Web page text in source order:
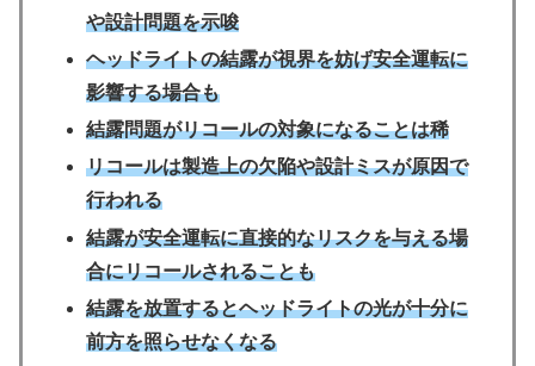
や設計問題を示唆
ヘッドライトの結露が視界を妨げ安全運転に
影響する場合も
結露問題がリコールの対象になることは稀
リコールは製造上の欠陥や設計ミスが原因で
行われる
結露が安全運転に直接的なリスクを与える場
合にリコールされることも
結露を放置するとヘッドライトの光が十分に
前方を照らせなくなる